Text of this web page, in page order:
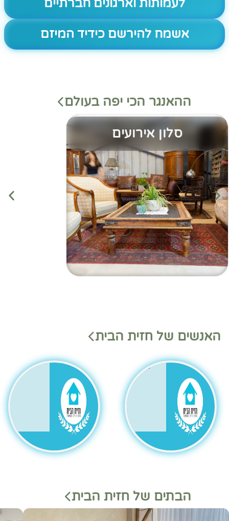
לעמותות וארגונים חברתיים
אשמח להירשם כידיד המיזם
ההאנגר הכי יפה בעולם
סלון אירועים
האנשים של חזית הבית
משמ
בהאנ
גר
הבתים של חזית הבית